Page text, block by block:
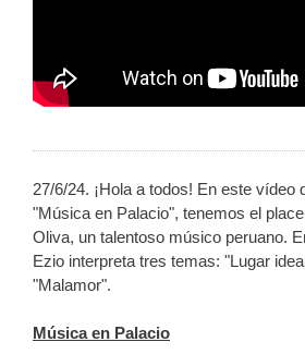
27/6/24. ¡Hola a todos! En este vídeo
"Música en Palacio", tenemos el
Oliva, un talentoso músico peruano.
Ezio interpreta tres temas: "Lugar
"Malamor".
Música en Palacio